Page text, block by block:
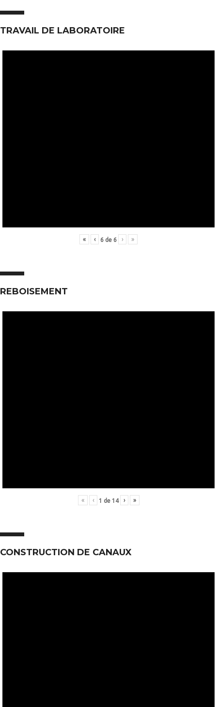
TRAVAIL DE LABORATOIRE
« ‹ 6 de 6 › »
REBOISEMENT
« ‹ 1 de 14 › »
CONSTRUCTION DE CANAUX